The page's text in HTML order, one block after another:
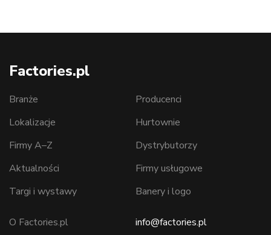
Factories.pl
Branże
Lokalizacje
Firmy A–Z
Aktualności
Targi i wystawy
Producenci
Hurtownie
Dystrybutorzy
Firmy usługowe
Banery i logo
O Factories.pl info@factories.pl